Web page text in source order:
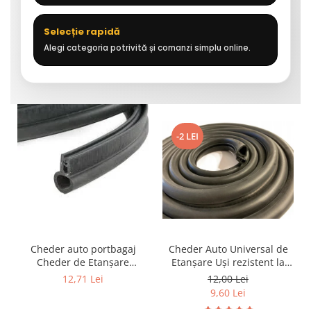
Selecție rapidă
Alegi categoria potrivită și comanzi simplu online.
Cheder auto portbagaj
Cheder de Etanșare
Profesional din Cauciuc -
12,71 Lei
-2 LEI
Cheder Auto Universal de
Etanșare Uși rezistent la
intemperii, raze UV,
îmbătrânire și temperaturi
extreme
12,00 Lei
9,60 Lei